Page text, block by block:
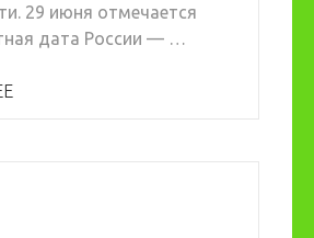
29 июня отмечается
дата России — …